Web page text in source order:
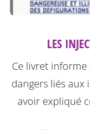
LES
Ce livret informe
dangers liés aux
avoir expliqué